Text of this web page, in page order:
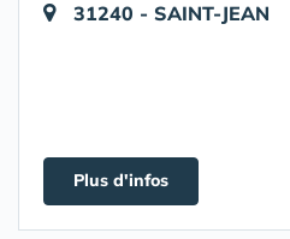
31240 - SAINT-JEAN
Plus d'infos